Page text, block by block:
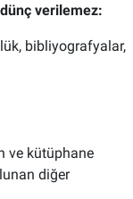
verilemez:
bibliyografyalar,
ve kütüphane
diğer